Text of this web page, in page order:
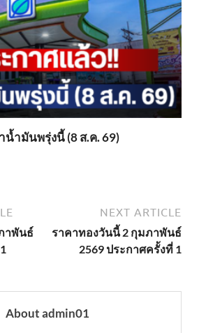
ำมันพรุ่งนี้ (8 ส.ค. 69)
าพันธ์
NEXT ARTICLE
ราคาทองวันนี้ 2 กุมภาพันธ์
2569 ประกาศครั้งที่ 1
About admin01